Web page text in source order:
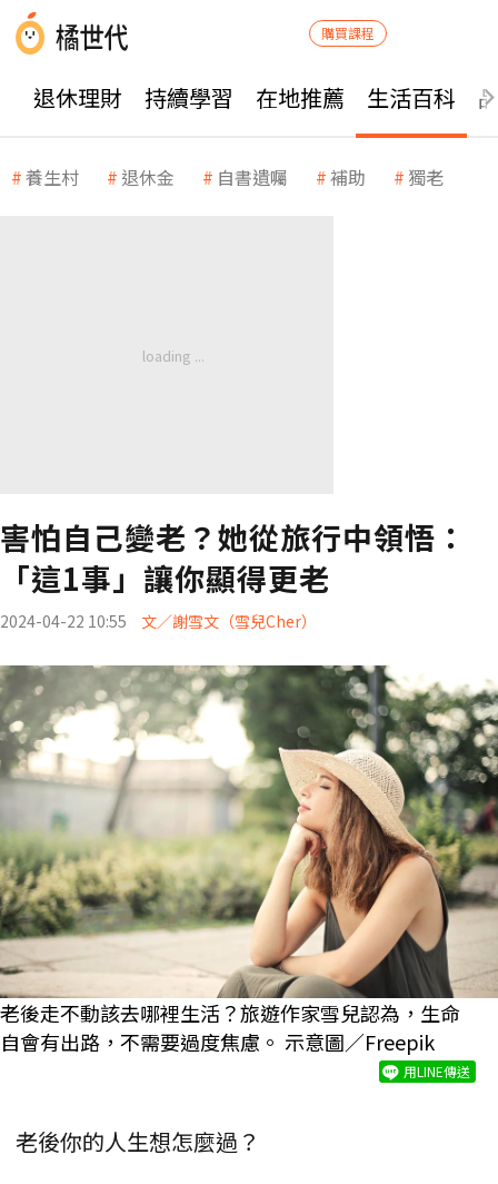
購買課程
退休理財 持續學習 在地推薦 生活百科
養生村 退休金 自書遺囑 補助 獨老
害怕自己變老？她從旅行中領悟：
「這1事」讓你顯得更老
2024-04-22 10:55 文／謝雪文（雪兒Cher）
老後走不動該去哪裡生活？旅遊作家雪兒認為，生命
自會有出路，不需要過度焦慮。 示意圖／Freepik
用LINE傳送
老後你的人生想怎麼過？